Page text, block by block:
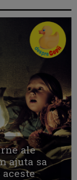
ale
ajuta sa